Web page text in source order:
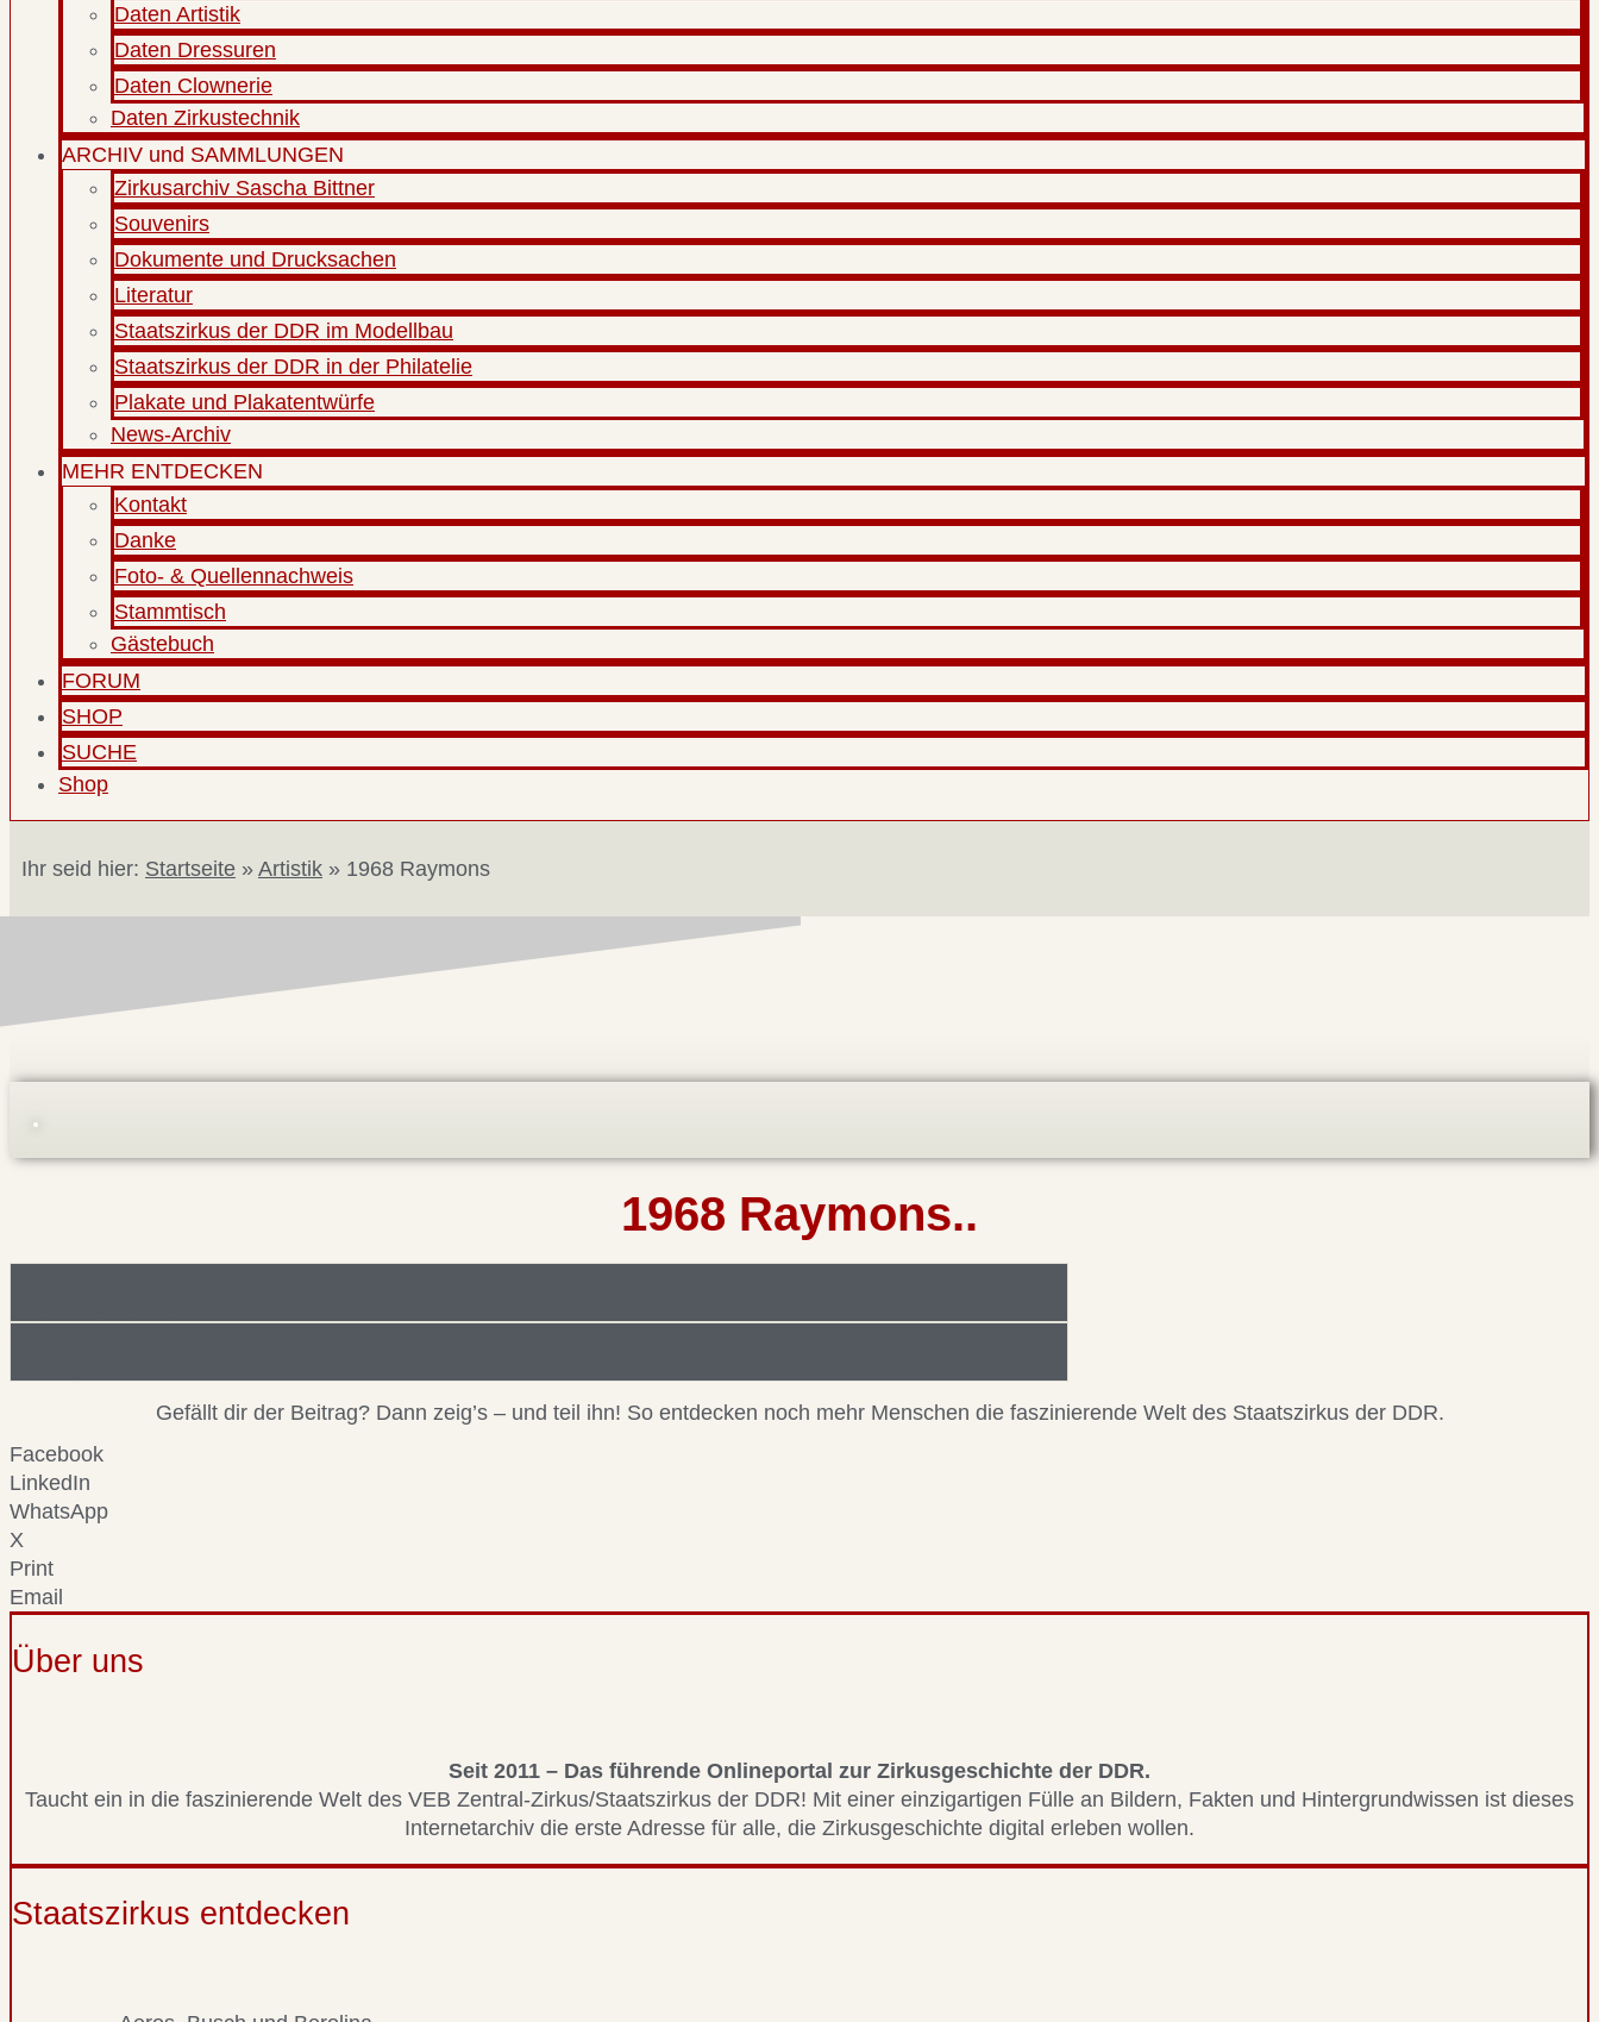
Daten Artistik
Daten Dressuren
Daten Clownerie
Daten Zirkustechnik
ARCHIV und SAMMLUNGEN
Zirkusarchiv Sascha Bittner
Souvenirs
Dokumente und Drucksachen
Literatur
Staatszirkus der DDR im Modellbau
Staatszirkus der DDR in der Philatelie
Plakate und Plakatentwürfe
News-Archiv
MEHR ENTDECKEN
Kontakt
Danke
Foto- & Quellennachweis
Stammtisch
Gästebuch
FORUM
SHOP
SUCHE
Shop
Ihr seid hier: Startseite » Artistik » 1968 Raymons
1968 Raymons..
Gefällt dir der Beitrag? Dann zeig’s – und teil ihn! So entdecken noch mehr Menschen die faszinierende Welt des Staatszirkus der DDR.
Facebook
LinkedIn
WhatsApp
X
Print
Email
Über uns
Seit 2011 – Das führende Onlineportal zur Zirkusgeschichte der DDR.
Taucht ein in die faszinierende Welt des VEB Zentral-Zirkus/Staatszirkus der DDR! Mit einer einzigartigen Fülle an Bildern, Fakten und Hintergrundwissen ist dieses
Internetarchiv die erste Adresse für alle, die Zirkusgeschichte digital erleben wollen.
Staatszirkus entdecken